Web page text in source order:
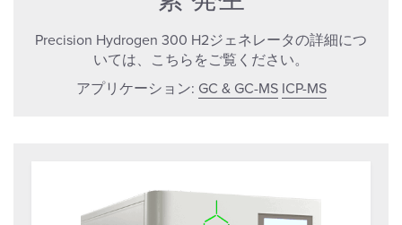
Precision Hydrogen 300 H2ジェネレータの詳細につ
いては、こちらをご覧ください。
アプリケーション: GC & GC-MS ICP-MS